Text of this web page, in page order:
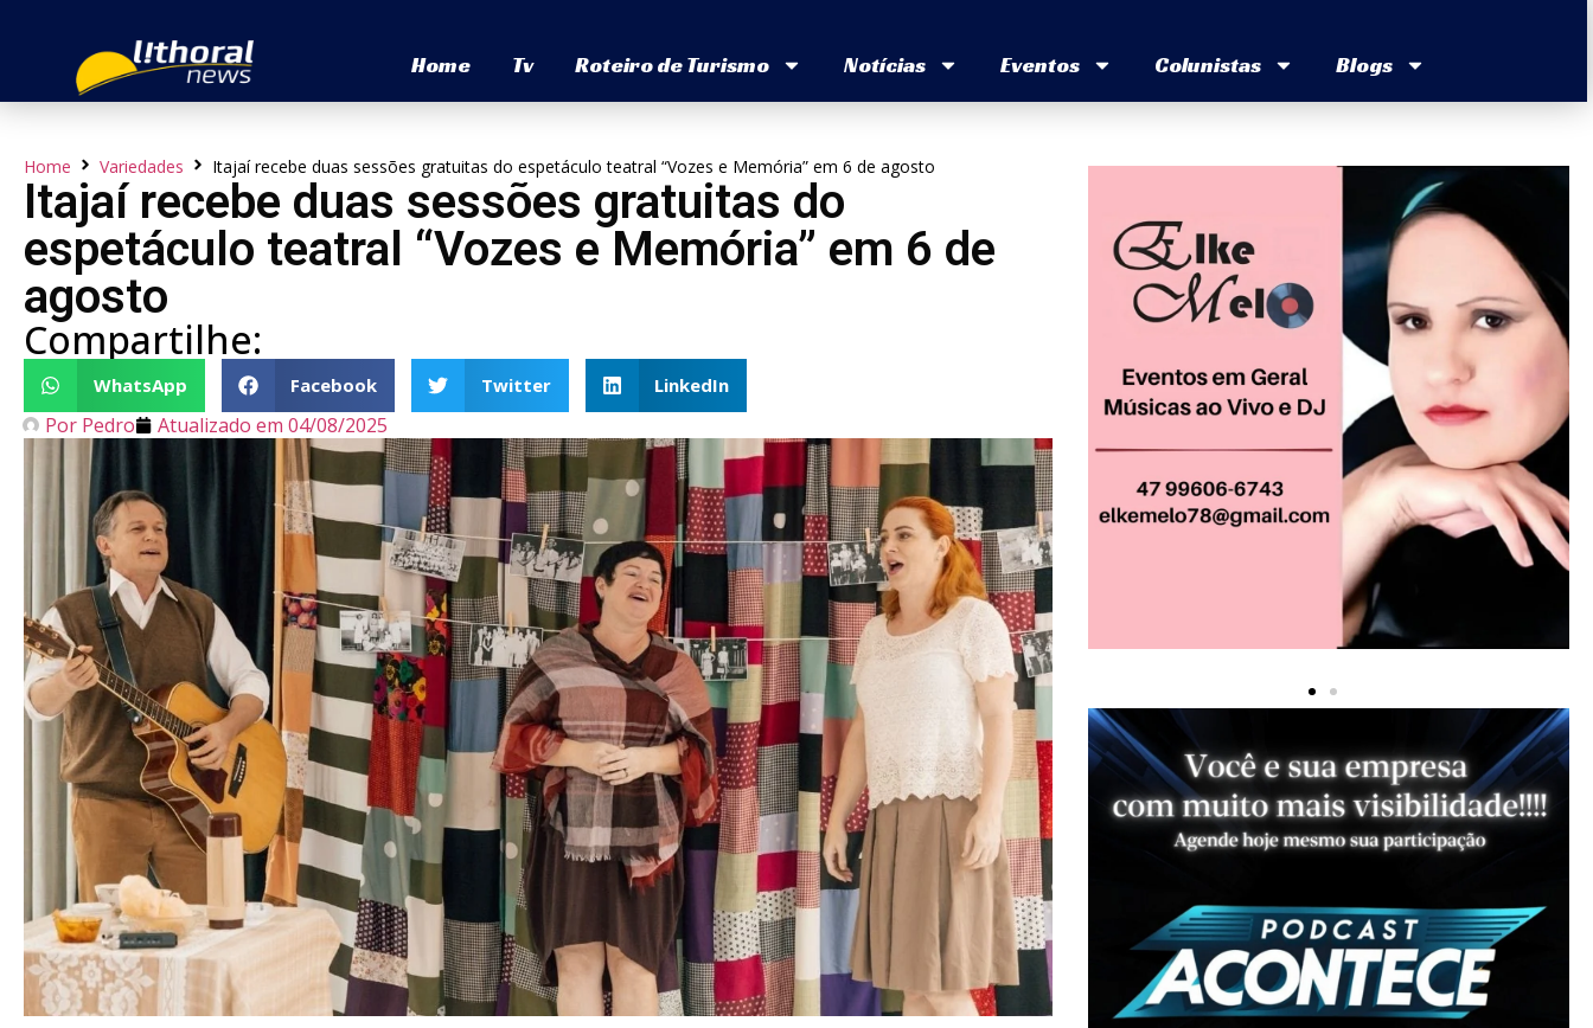
Home Tv Roteiro de Turismo Notícias Eventos Colunistas Blogs
Home Variedades Itajaí recebe duas sessões gratuitas do espetáculo teatral “Vozes e Memória” em 6 de agosto
Itajaí recebe duas sessões gratuitas do
espetáculo teatral “Vozes e Memória” em 6 de
agosto
Compartilhe:
WhatsApp Facebook Twitter LinkedIn
Por Pedro Atualizado em 04/08/2025